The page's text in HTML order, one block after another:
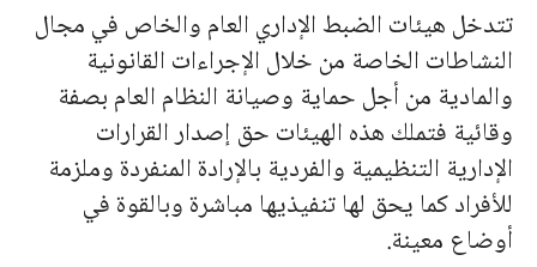
تتدخل هيئات الضبط الإداري العام والخاص في مجال
النشاطات الخاصة من خلال الإجراءات القانونية
والمادية من أجل حماية وصيانة النظام العام بصفة
وقائية فتملك هذه الهيئات حق إصدار القرارات
الإدارية التنظيمية والفردية بالإرادة المنفردة وملزمة
للأفراد كما يحق لها تنفيذيها مباشرة وبالقوة في
أوضاع معينة.